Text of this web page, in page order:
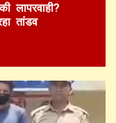
लापरवाही?
तांडव